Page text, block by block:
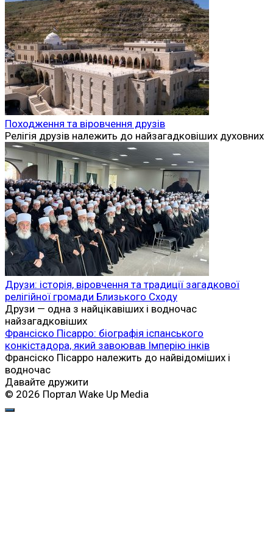
Походження та віровчення друзів
Релігія друзів належить до найзагадковіших духовних
Друзи: історія, віровчення та традиції загадкової
релігійної громади Близького Сходу
Друзи — одна з найцікавіших і водночас
найзагадковіших
Франсіско Пісарро: біографія іспанського
конкістадора, який завоював Імперію інків
Франсіско Пісарро належить до найвідоміших і
водночас
Давайте дружити
© 2026 Портал Wake Up Media